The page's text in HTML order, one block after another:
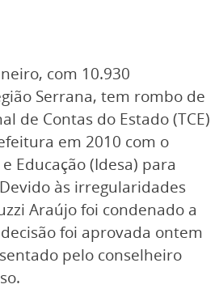
com 10.930
Serrana, tem rombo de
de Contas do Estado (TCE)
em 2010 com o
Educação (Idesa) para
às irregularidades
Araújo foi condenado a
foi aprovada ontem
pelo conselheiro